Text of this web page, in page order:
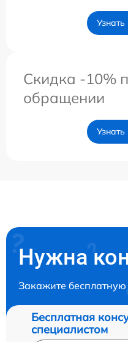
Скидка -10%
обращении
Нужна
Закажите
Бесплатная
специалистом